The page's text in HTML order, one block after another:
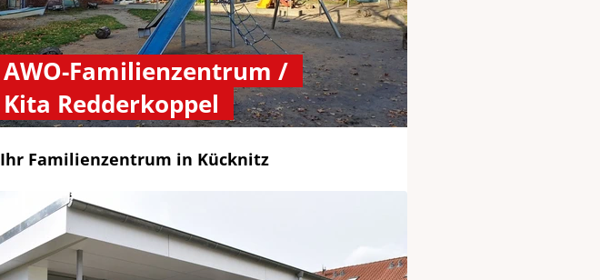
AWO-Familienzentrum /
Kita Redderkoppel
Ihr Familienzentrum in Kücknitz